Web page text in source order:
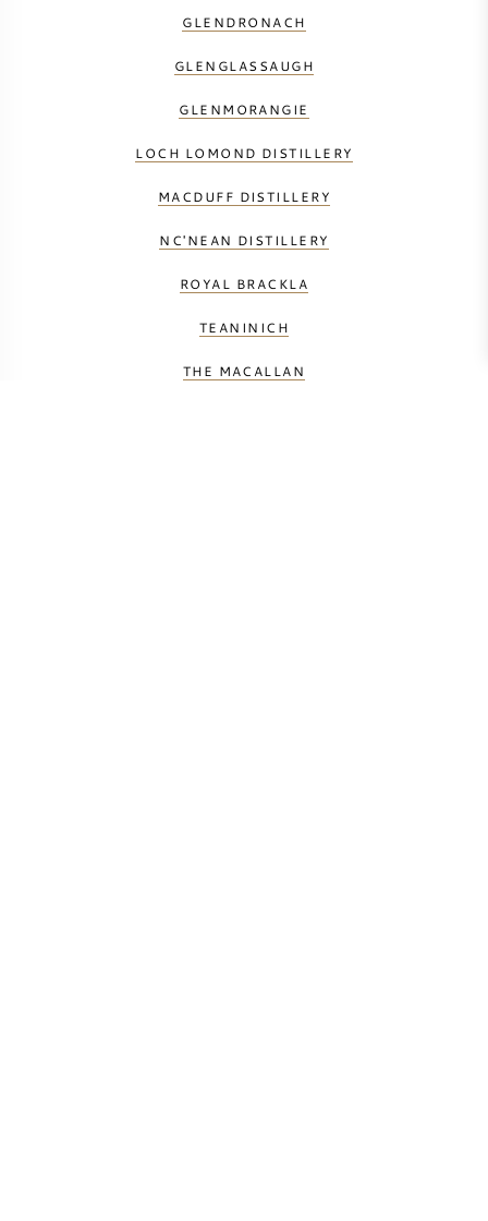
GLENDRONACH
GLENGLASSAUGH
GLENMORANGIE
LOCH LOMOND DISTILLERY
MACDUFF DISTILLERY
NC'NEAN DISTILLERY
ROYAL BRACKLA
TEANINICH
THE MACALLAN